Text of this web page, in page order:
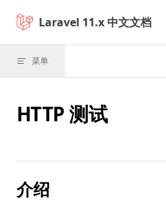
Skip to content
Laravel 11.x 中文文档
菜单
HTTP 测试
介绍